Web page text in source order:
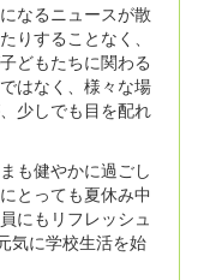
なるニュースが散
りすることなく、
どもたちに関わる
はなく、様々な場
少しでも目を配れ
も健やかに過ごし
とっても夏休み中
にもリフレッシュ
気に学校生活を始